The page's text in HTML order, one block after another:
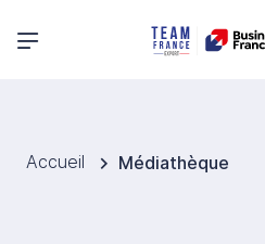
Menu principal
Accueil Médiathèque